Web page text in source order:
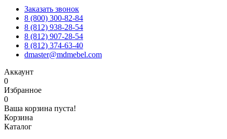
Заказать звонок
8 (800) 300-82-84
8 (812) 938-28-54
8 (812) 907-28-54
8 (812) 374-63-40
dmaster@mdmebel.com
Аккаунт
0
Избранное
0
Ваша корзина пуста!
Корзина
Каталог